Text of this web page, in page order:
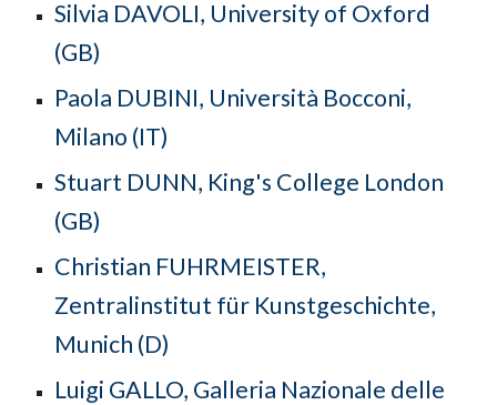
Silvia DAVOLI, University of Oxford
(GB)
Paola DUBINI, Università Bocconi,
Milano (IT)
Stuart DUNN, King's College London
(GB)
Christian FUHRMEISTER,
Zentralinstitut für Kunstgeschichte,
Munich (D)
Luigi GALLO, Galleria Nazionale delle